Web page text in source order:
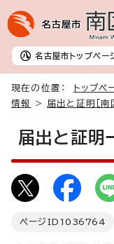
名古屋市 トップペー
現在の位置： トップペ
情報
> 届出と証明［南
届出と証明
ページID 1036764